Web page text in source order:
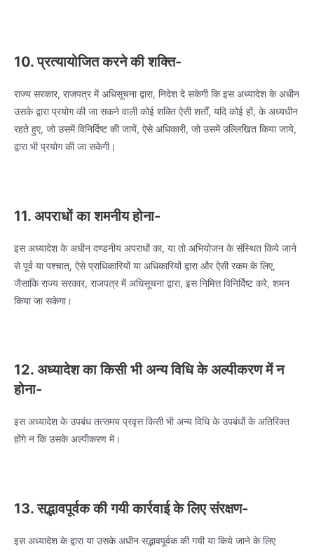
10. प्रत्यायोजित करने की शक्ति-
राज्य सरकार, राजपत्र में अधिसूचना द्वारा, निदेश दे सकेगी कि इस अध्यादेश के अधीन
उसके द्वारा प्रयोग की जा सकने वाली कोई शक्ति ऐसी शर्तों, यदि कोई हों, के अध्यधीन
रहते हुए, जो उसमें विनिर्दिष्ट की जायें, ऐसे अधिकारी, जो उसमें उल्लिखित किया जाये,
द्वारा भी प्रयोग की जा सकेगी।
11. अपराधों का शमनीय होना-
इस अध्यादेश के अधीन दण्डनीय अपराधों का, या तो अभियोजन के संस्थित किये जाने
से पूर्व या पश्चात्, ऐसे प्राधिकारियों या अधिकारियों द्वारा और ऐसी रकम के लिए,
जैसाकि राज्य सरकार, राजपत्र में अधिसूचना द्वारा, इस निमित्त विनिर्दिष्ट करे, शमन
किया जा सकेगा।
12. अध्यादेश का किसी भी अन्य विधि के अल्पीकरण में न
होना-
इस अध्यादेश के उपबंध तत्समय प्रवृत्त किसी भी अन्य विधि के उपबंधों के अतिरिक्त
होंगे न कि उसके अल्पीकरण में।
13. सद्भावपूर्वक की गयी कार्रवाई के लिए संरक्षण-
इस अध्यादेश के द्वारा या उसके अधीन सद्भावपूर्वक की गयी या किये जाने के लिए